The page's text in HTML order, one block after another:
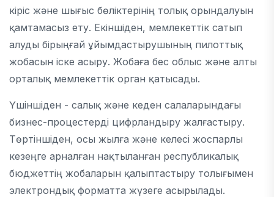
кіріс және шығыс бөліктерінің толық орындалуын
қамтамасыз ету. Екіншіден, мемлекеттік сатып
алуды бірыңғай ұйымдастырушының пилоттық
жобасын іске асыру. Жобаға бес облыс және алты
орталық мемлекеттік орган қатысады.
Үшіншіден - салық және кеден салаларындағы
бизнес-процестерді цифрландыру жалғастыру.
Төртіншіден, осы жылға және келесі жоспарлы
кезеңге арналған нақтыланған республикалық
бюджеттің жобаларын қалыптастыру толығымен
электрондық форматта жүзеге асырылады.